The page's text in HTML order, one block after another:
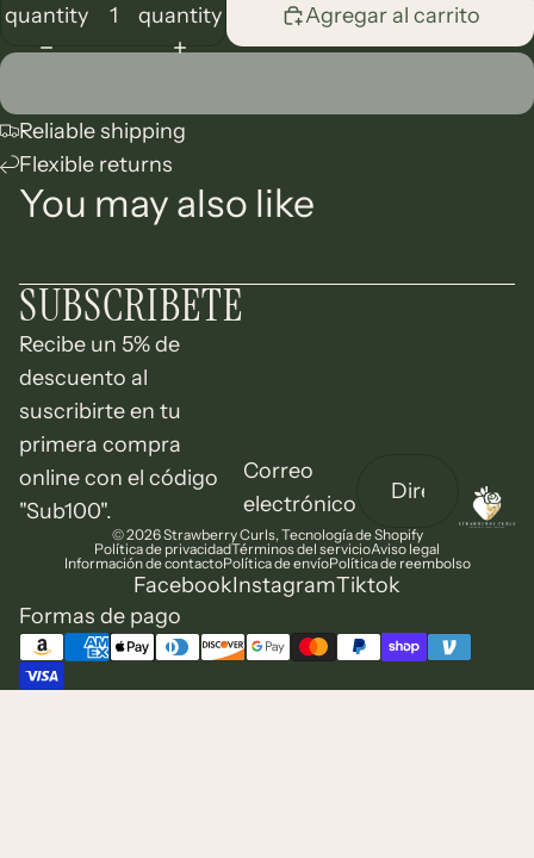
quantity
quantity
Agregar al carrito
Reliable shipping
Flexible returns
You may also like
SUBSCRIBETE
Recibe un 5% de
descuento al
suscribirte en tu
primera compra
online con el código
"Sub100".
Correo
electrónico
© 2026Strawberry Curls, Tecnología de Shopify
Política de privacidadTérminos del servicioAviso legal
Información de contactoPolítica de envíoPolítica de reembolso
FacebookInstagramTiktok
Formas de pago